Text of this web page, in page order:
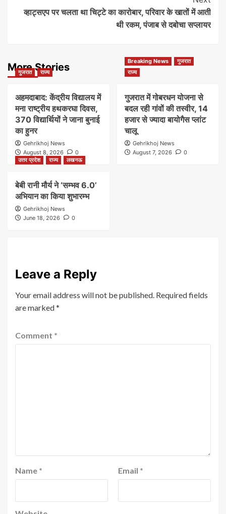
व्हाट्सएप पर चलता था चिट्टे का कारोबार, परिवार के खातों में आती
थी रकम, पंजाब से दबोचा सप्लायर
More Stories
गुजरात राज्य
अहमदाबाद: केंद्रीय विद्यालय में
मना राष्ट्रीय हथकरघा दिवस,
370 विद्यार्थियों ने जाना बुनाई
का हुनर
Gehrikhoj News
August 8, 2026
0
Breaking News
गुजरात
राज्य
गुजरात में गोबरधन योजना से
बदल रही गांवों की तस्वीर, 14
हजार से ज्यादा बायोगैस प्लांट
चालू
Gehrikhoj News
August 7, 2026
0
उत्तर प्रदेश
राज्य लखनऊ
बेबी रानी मौर्य ने ‘सम्भव 6.0’
अभियान का किया शुभारम्भ
Gehrikhoj News
June 18, 2026
0
Leave a Reply
Your email address will not be published. Required fields
are marked*
Comment *
Name * Email *